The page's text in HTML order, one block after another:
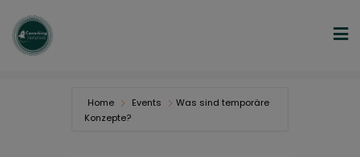
Home Events
Was sind temporäre
Konzepte?